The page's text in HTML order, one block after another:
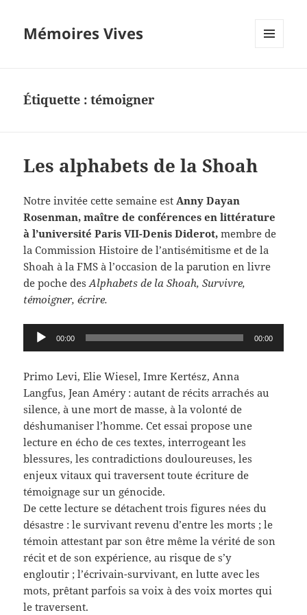
Mémoires Vives
Étiquette :témoigner
Les alphabets de la Shoah
Notre invitée cette semaine estAnny Dayan
Rosenman, maître de conférences en littérature
à l’université Paris VII-Denis Diderot,membre de
la Commission Histoire de l’antisémitisme et de la
Shoah à la FMS à l’occasion de la parution en livre
de poche desAlphabets de la Shoah, Survivre,
témoigner, écrire.
Lecteur
audio
00:00 00:00
Primo Levi, Elie Wiesel, Imre Kertész, Anna
Langfus, Jean Améry : autant de récits arrachés au
silence, à une mort de masse, à la volonté de
déshumaniser l’homme. Cet essai propose une
lecture en écho de ces textes, interrogeant les
blessures, les contradictions douloureuses, les
enjeux vitaux qui traversent toute écriture de
témoignage sur un génocide.
De cette lecture se détachent trois figures nées du
désastre : le survivant revenu d’entre les morts ; le
témoin attestant par son être même la vérité de son
récit et de son expérience, au risque de s’y
engloutir ; l’écrivain-survivant, en lutte avec les
mots, prêtant parfois sa voix à des voix mortes qui
le traversent.